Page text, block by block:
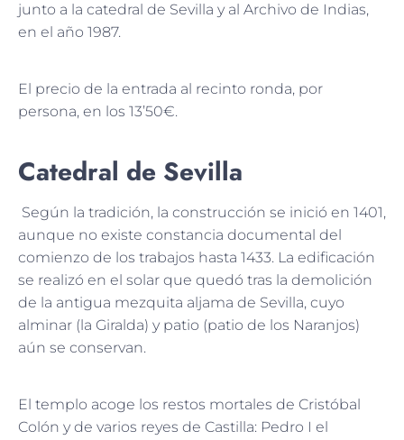
junto a la catedral de Sevilla y al Archivo de Indias,
en el año 1987.
El precio de la entrada al recinto ronda, por
persona, en los 13’50€.
Catedral de Sevilla
Según la tradición, la construcción se inició en 1401,
aunque no existe constancia documental del
comienzo de los trabajos hasta 1433. La edificación
se realizó en el solar que quedó tras la demolición
de la antigua mezquita aljama de Sevilla, cuyo
alminar (la Giralda) y patio (patio de los Naranjos)
aún se conservan.
El templo acoge los restos mortales de Cristóbal
Colón y de varios reyes de Castilla: Pedro I el